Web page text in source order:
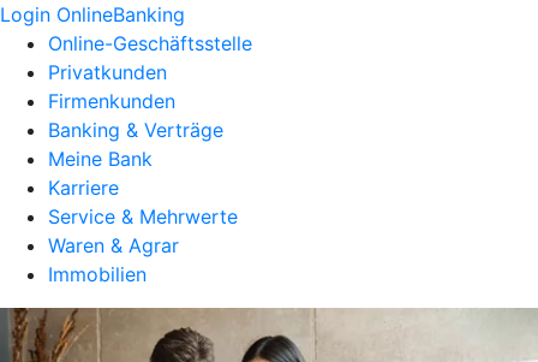
Login OnlineBanking
Online-Geschäftsstelle
Privatkunden
Firmenkunden
Banking & Verträge
Meine Bank
Karriere
Service & Mehrwerte
Waren & Agrar
Immobilien